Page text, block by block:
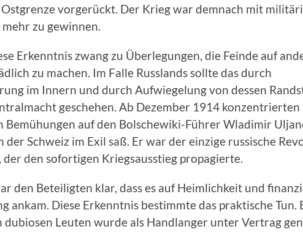
vorgerückt. Der Krieg war demnach mit
zu gewinnen.
Erkenntnis zwang zu Überlegungen, die Feinde auf
zu machen. Im Falle Russlands sollte das durch
im Innern und durch Aufwiegelung von dessen
geschehen. Ab Dezember 1914 konzentrierten
Bemühungen auf den Bolschewiki-Führer Wladimir
der Schweiz im Exil saß. Er war der einzige russische
den sofortigen Kriegsausstieg propagierte.
den Beteiligten klar, dass es auf Heimlichkeit und
ankam. Diese Erkenntnis bestimmte das praktische Tun.
dubiosen Leuten wurde als Handlanger unter Vertrag